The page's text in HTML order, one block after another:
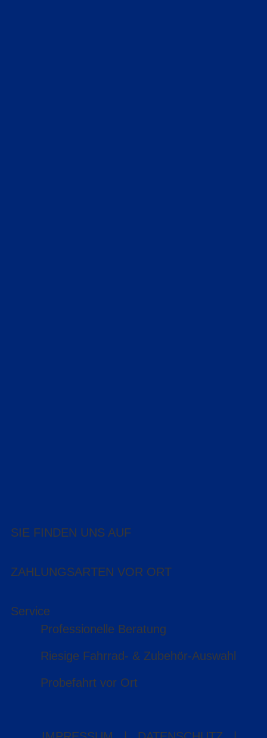
SIE FINDEN UNS AUF
ZAHLUNGSARTEN VOR ORT
Service
Professionelle Beratung
Riesige Fahrrad- & Zubehör-Auswahl
Probefahrt vor Ort